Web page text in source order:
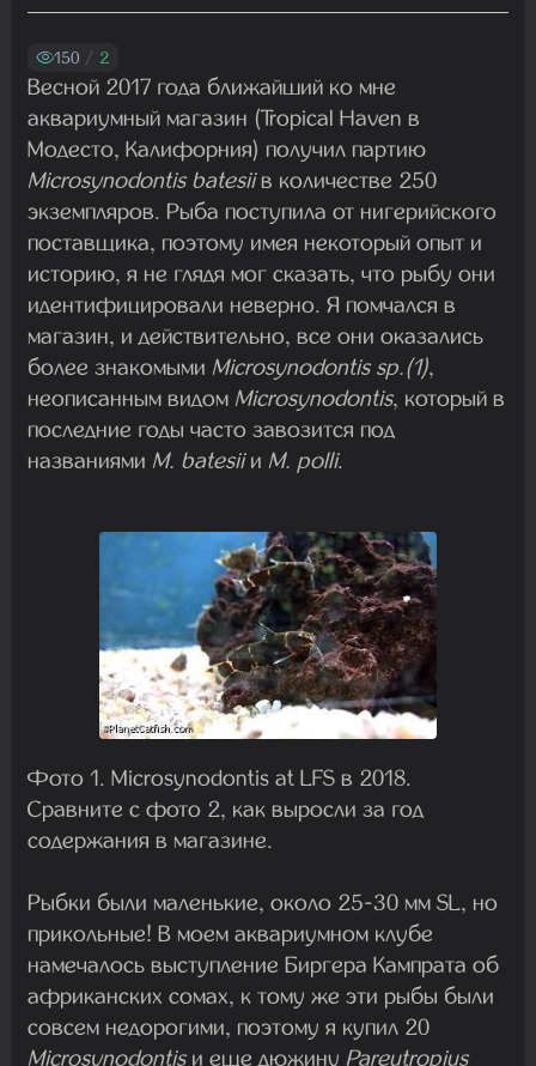
Madam
Madam
29.07.2026 13:23:35
Madam
22.07.2026 19:16:45
Madam
19.07.2026 08:27:00
150 / 2
Весной 2017 года ближайший ко мне
аквариумный магазин (Tropical Haven в
Модесто, Калифорния) получил партию
Microsynodontis batesiiв количестве 250
экземпляров. Рыба поступила от нигерийского
поставщика, поэтому имея некоторый опыт и
историю, я не глядя мог сказать, что рыбу они
идентифицировали неверно. Я помчался в
магазин, и действительно, все они оказались
более знакомыми Microsynodontis sp.(1),
неописанным видом Microsynodontis, который в
последние годы часто завозится под
названиями M. batesiiи M. polli.
Фото 1. Microsynodontis at LFS в 2018.
Сравните с фото 2, как выросли за год
содержания в магазине.
Рыбки были маленькие, около 25-30 мм SL, но
прикольные! В моем аквариумном клубе
намечалось выступление Биргера Кампрата об
африканских сомах, к тому же эти рыбы были
совсем недорогими, поэтому я купил 20
Microsynodontisи еще дюжину Pareutropius